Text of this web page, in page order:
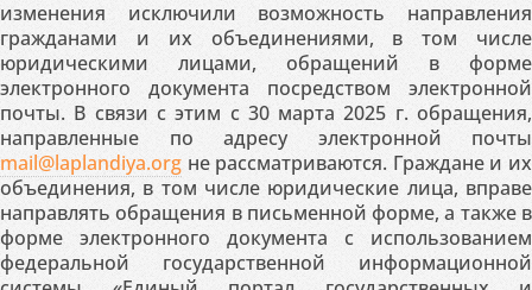
изменения исключили возможность направления
гражданами и их объединениями, в том числе
юридическими лицами, обращений в форме
электронного документа посредством электронной
почты. В связи с этим с 30 марта 2025 г. обращения,
направленные по адресу электронной почты
mail@laplandiya.org не рассматриваются. Граждане и их
объединения, в том числе юридические лица, вправе
направлять обращения в письменной форме, а также в
форме электронного документа с использованием
федеральной государственной информационной